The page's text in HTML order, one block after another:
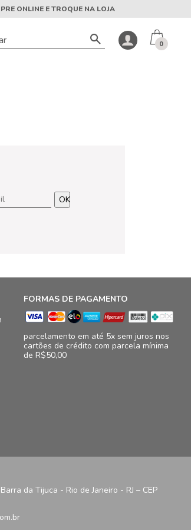
ONLINE E TROQUE NA LOJA
0
OK
FORMAS DE PAGAMENTO
parcelamento em até 5x sem juros nos
cartões de crédito com parcela mínima
de R$50,00
da Tijuca - Rio de Janeiro - RJ – CEP